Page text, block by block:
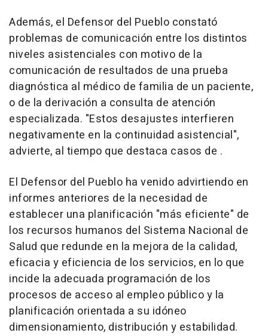
Además, el Defensor del Pueblo constató
problemas de comunicación entre los distintos
niveles asistenciales con motivo de la
comunicación de resultados de una prueba
diagnóstica al médico de familia de un paciente,
o de la derivación a consulta de atención
especializada. "Estos desajustes interfieren
negativamente en la continuidad asistencial",
advierte, al tiempo que destaca casos de .
El Defensor del Pueblo ha venido advirtiendo en
informes anteriores de la necesidad de
establecer una planificación "más eficiente" de
los recursos humanos del Sistema Nacional de
Salud que redunde en la mejora de la calidad,
eficacia y eficiencia de los servicios, en lo que
incide la adecuada programación de los
procesos de acceso al empleo público y la
planificación orientada a su idóneo
dimensionamiento, distribución y estabilidad.